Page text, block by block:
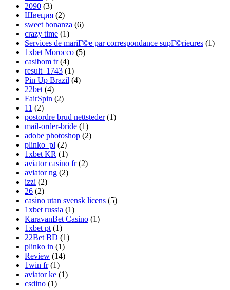
2090 (3)
Швеция (2)
sweet bonanza (6)
crazy time (1)
Services de mariГ©e par correspondance supГ©rieures (1)
1xbet Morocco (5)
casibom tr(4)
result_1743 (1)
Pin Up Brazil (4)
22bet (4)
FairSpin (2)
11 (2)
postordre brud nettsteder(1)
mail-order-bride (1)
adobe photoshop (2)
plinko_pl (2)
1xbet KR (1)
aviator casino fr(2)
aviator ng (2)
izzi (2)
26 (2)
casino utan svensk licens (5)
1xbet russia (1)
KaravanBet Casino (1)
1xbet pt (1)
22Bet BD (1)
plinko in (1)
Review (14)
1win fr(1)
aviator ke (1)
csdino (1)